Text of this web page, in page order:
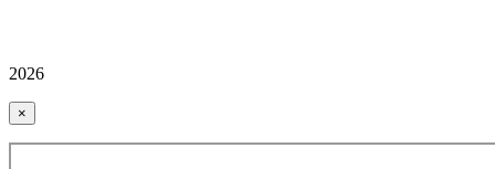
2026
×